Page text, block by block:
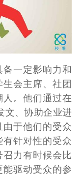
一定影响力和
会主席、社团
。他们通过在
文、协助企业进
于他们的受众
有针对性的受众
力有时候会比
驱动受众的参